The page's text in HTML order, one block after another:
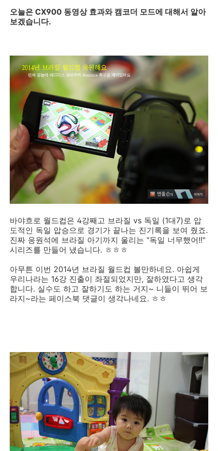
오늘은 CX900 동영상 효과와 캠코더 모드에 대해서 알아
보겠습니다.
바야흐로 월드컵은 4강째고 브라질 vs 독일 (1대7)로 압
도적인 독일 압승으로 경기가 끝나는 진기록을 보여 줬죠.
진짜 응원석에 브라질 아기까지 울리는 "독일 너무했어!!"
시리즈를 만들어 냈습니다. ㅎㅎㅎ
아무튼 이번 2014년 브라질 월드컵 볼만하네요. 아쉽게
우리나라는 16강 진출이 좌절되었지만, 잘하였다고 생각
합니다. 실수도 하고 잘하기도 하는 거지~ 니들이 뛰어 보
라지~라는 페이스북 댓글이 생각나네요. ㅎㅎ